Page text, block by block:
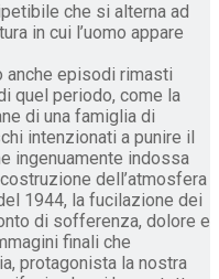
che si alterna ad
in cui l’uomo appare
anche episodi rimasti
quel periodo, come la
di una famiglia di
intenzionati a punire il
ingenuamente indossa
dell’atmosfera
1944, la fucilazione dei
di sofferenza, dolore e
finali che
protagonista la nostra